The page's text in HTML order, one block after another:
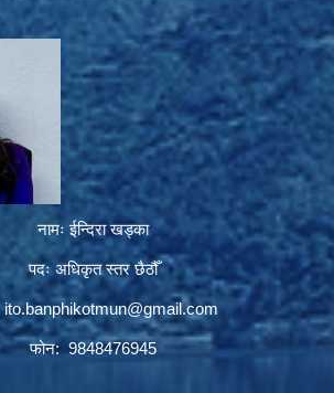
नामः ईन्दिरा खड्का
पदः अधिकृत स्तर छैठौँ
ito.banphikotmun@gmail.com
फोन: 9848476945